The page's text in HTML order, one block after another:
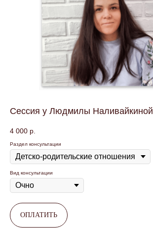
Сессия у Людмилы Наливайкиной
4 000 р.
Раздел консультации
Вид консультации
ОПЛАТИТЬ